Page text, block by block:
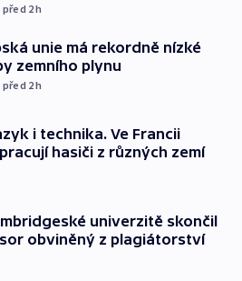
před 2h
unie má rekordně nízké
zemního plynu
před 2h
i technika. Ve Francii
hasiči z různých zemí
univerzitě skončil
obviněný z plagiátorství